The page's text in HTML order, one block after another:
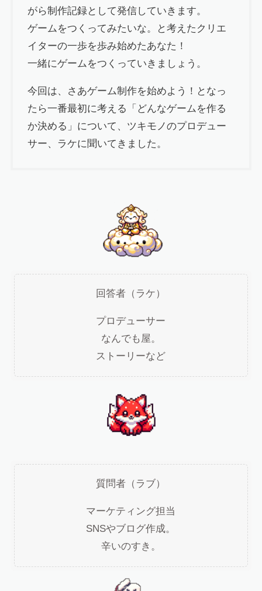
がら制作記録として発信していきます。
ゲームをつくってみたいな。と考えたクリエ
イターの一歩を歩み始めたあなた！
一緒にゲームをつくっていきましょう。
今回は、さあゲーム制作を始めよう！となっ
たら一番最初に考える「どんなゲームを作る
か決める」について、ツキモノのプロデュー
サー、ラケに聞いてきました。
回答者（ラケ）
プロデューサー
なんでも屋。
ストーリーなど
質問者（ラブ）
マーケティング担当
SNSやブログ作成。
辛いのすき。